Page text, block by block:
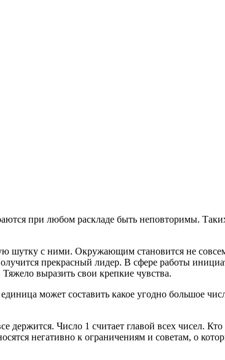
при любом раскладе быть неповторимы.
шутку с ними. Окружающим становится не
прекрасный лидер. В сфере работы
выразить свои крепкие чувства.
может составить какое угодно большое
держится. Число 1 считает главой всех чисел.
негативно к ограничениям и советам, о